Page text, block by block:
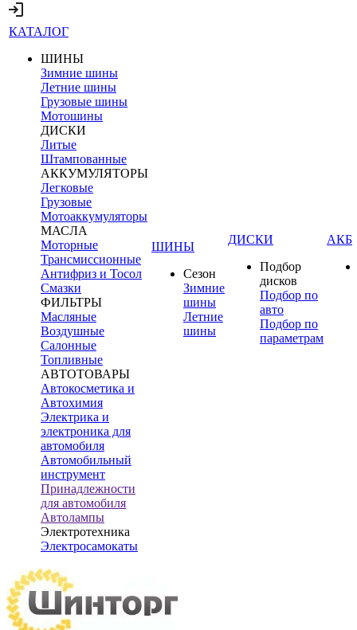
КАТАЛОГ
ШИНЫ
Зимние шины
Летние шины
Грузовые шины
Мотошины
ДИСКИ
Литые
Штампованные
АККУМУЛЯТОРЫ
Легковые
Грузовые
Мотоаккумуляторы
МАСЛА
Моторные
Трансмиссионные
Антифриз и Тосол
Смазки
ФИЛЬТРЫ
Масляные
Воздушные
Салонные
Топливные
АВТОТОВАРЫ
Автокосметика и
Автохимия
Электрика и
электроника для
автомобиля
Автомобильный
инструмент
Принадлежности
для автомобиля
Автолампы
Электротехника
Электросамокаты
ШИНЫ
Сезон
Зимние
шины
Летние
шины
ДИСКИ
Подбор
дисков
Подбор по
авто
Подбор по
параметрам
АКБ